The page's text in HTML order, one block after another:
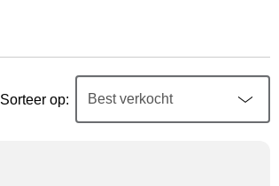
Sorteer op: